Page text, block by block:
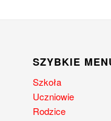
SZYBKIE
Szkoła
Uczniowie
Rodzice